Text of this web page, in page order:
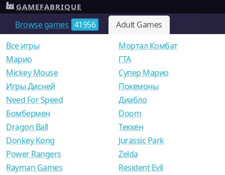
Browse games 41956 Adult Games
GAMEFABRIQUE
Все игры
Mарио
Mickey Mouse
Игры Дисней
Need For Speed
Мортал Комбат
ГТА
Супер Марио
Покемоны
Диабло
Бомбермен
Dragon Ball
Donkey Kong
Power Rangers
Rayman Games
Doom
Теккен
Jurassic Park
Zelda
Resident Evil